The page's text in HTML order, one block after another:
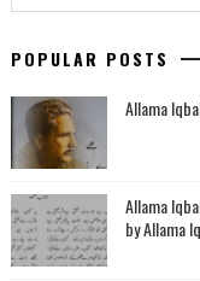
POPULAR POSTS
Allama
Allama
by Allama